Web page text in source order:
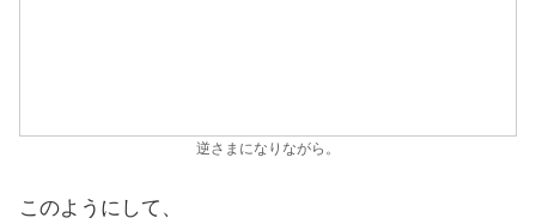
逆さまになりながら。
このようにして、